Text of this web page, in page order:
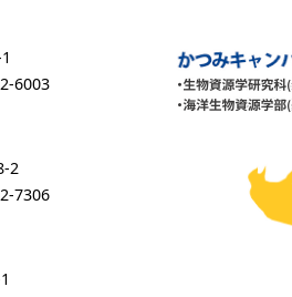
6003
2
7306